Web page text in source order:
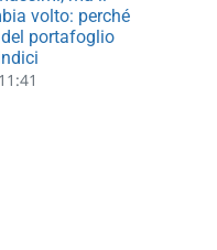
volto: perché
portafoglio